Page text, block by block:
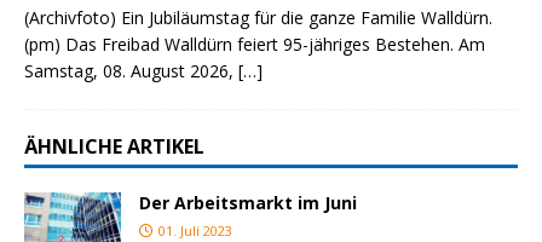
(Archivfoto) Ein Jubiläumstag für die ganze Familie Walldürn.
(pm) Das Freibad Walldürn feiert 95-jähriges Bestehen. Am
Samstag, 08. August 2026, […]
ÄHNLICHE ARTIKEL
Der Arbeitsmarkt im Juni
01. Juli 2023